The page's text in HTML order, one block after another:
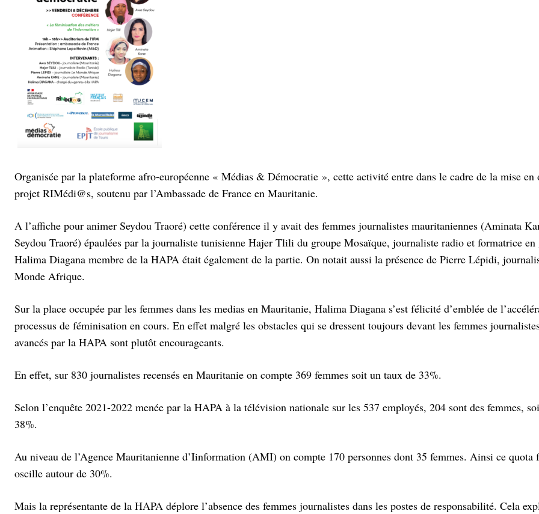
Organisée par la plateforme afro-européenne « Médias & Démocratie », cette activité entre dans le cadre de la mise
projet RIMédi@s, soutenu par l’Ambassade de France en Mauritanie.
A l’affiche pour animer Seydou Traoré) cette conférence il y avait des femmes journalistes mauritaniennes (Aminata
Seydou Traoré) épaulées par la journaliste tunisienne Hajer Tlili du groupe Mosaïque, journaliste radio et formatrice en
Halima Diagana membre de la HAPA était également de la partie. On notait aussi la présence de Pierre Lépidi,
Monde Afrique.
Sur la place occupée par les femmes dans les medias en Mauritanie, Halima Diagana s’est félicité d’emblée de
processus de féminisation en cours. En effet malgré les obstacles qui se dressent toujours devant les femmes
avancés par la HAPA sont plutôt encourageants.
En effet, sur 830 journalistes recensés en Mauritanie on compte 369 femmes soit un taux de 33%.
Selon l’enquête 2021-2022 menée par la HAPA à la télévision nationale sur les 537 employés, 204 sont des femmes,
38%.
Au niveau de l’Agence Mauritanienne d’Iinformation (AMI) on compte 170 personnes dont 35 femmes. Ainsi ce quota
oscille autour de 30%.
Mais la représentante de la HAPA déplore l’absence des femmes journalistes dans les postes de responsabilité. Cela